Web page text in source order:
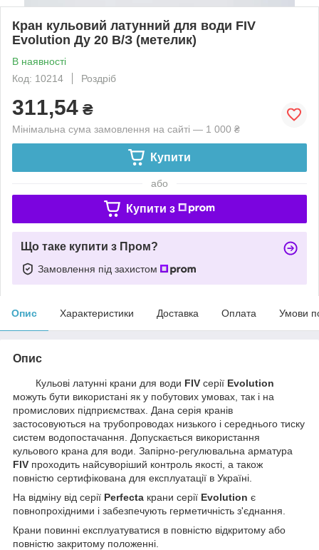
Кран кульовий латунний для води FIV
Evolution Ду 20 В/З (метелик)
В наявності
Код: 10214
Роздріб
311,54 ₴
Мінімальна сума замовлення на сайті — 1 000 ₴
Купити
або
Купити з
Що таке купити з Пром?
Замовлення під захистом
Опис Характеристики Доставка Оплата Умови
Опис
Кульові латунні крани для води FIV серії Evolution
можуть бути використані як у побутових умовах, так і на
промислових підприємствах. Дана серія кранів
застосовуються на трубопроводах низького і середнього тиску
систем водопостачання. Допускається використання
кульового крана для води. Запірно-регулювальна арматура
FIV проходить найсуворіший контроль якості, а також
повністю сертифікована для експлуатації в Україні.
На відміну від серії Perfecta крани серії Evolution є
повнопрохідними і забезпечують герметичність з'єднання.
Крани повинні експлуатуватися в повністю відкритому або
повністю закритому положенні.